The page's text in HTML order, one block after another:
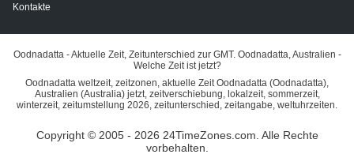
Kontakte
Oodnadatta - Aktuelle Zeit, Zeitunterschied zur GMT. Oodnadatta, Australien -
Welche Zeit ist jetzt?
Oodnadatta weltzeit, zeitzonen, aktuelle Zeit Oodnadatta (Oodnadatta),
Australien (Australia) jetzt, zeitverschiebung, lokalzeit, sommerzeit,
winterzeit, zeitumstellung 2026, zeitunterschied, zeitangabe, weltuhrzeiten.
Copyright © 2005 - 2026 24TimeZones.com. Alle Rechte
vorbehalten.